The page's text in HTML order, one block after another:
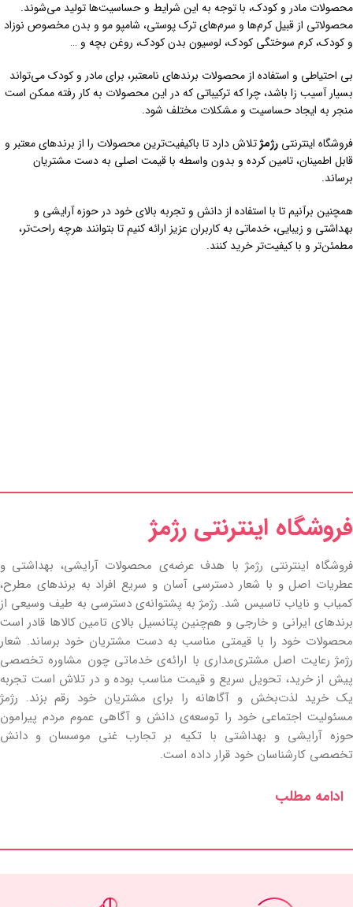
محصولات مادر و کودک، با توجه به این شرایط و حساسیت‌ها تولید می‌شوند.
محصولاتی از قبیل کرم‌ها و سرم‌های ترک پوستی، شامپو مو و بدن مخصوص نوزاد
و کودک، کرم سوختگی کودک، لوسیون بدن کودک، روغن بچه و …
بی احتیاطی و استفاده از محصولات برندهای نامعتبر، برای مادر و کودک می‌تواند
بسیار آسیب زا باشد، چرا که ترکیباتی که در این محصولات به کار رفته ممکن است
منجر به ایجاد حساسیت و مشکلات مختلف شود.
فروشگاه اینترنتی رژمژتلاش دارد تا باکیفیت‌ترین محصولات را از برندهای معتبر و
قابل اطمینان، تامین کرده و بدون واسطه با قیمت اصلی به دست مشتریان
برساند.
همچنین برآنیم تا با استفاده از دانش و تجربه بالای خود در حوزه آرایشی و
بهداشتی و زیبایی، خدماتی به کاربران عزیز ارائه کنیم تا بتوانند هرچه راحت‌تر،
مطمئن‌تر و با کیفیت‌تر خرید کنند.
فروشگاه اینترنتی رژمژ​
فروشگاه اینترنتی رژمژ با هدف عرضه‌ی محصولات آرایشی، بهداشتی و
عطریات اصل و با شعار دسترسی آسان و سریع افراد به برندهای مطرح،
کمیاب و نایاب تاسیس شد. رژمژ به پشتوانه‌ی دسترسی به طیف وسیعی از
برندهای ایرانی و خارجی و هم‌چنین پتانسیل بالای تامین کالاها قادر است
محصولات خود را با قیمتی مناسب به دست مشتریان خود برساند. شعار
رژمژ رعایت اصل مشتری‌مداری با ارائه‌ی خدماتی چون مشاوره تخصصی
پیش از خرید، تحویل سریع و قیمت مناسب بوده و در تلاش است تجربه
یک خرید لذت‌بخش و آگاهانه را برای مشتریان خود رقم بزند. رژمژ
مسئولیت اجتماعی خود را توسعه‌ی دانش و آگاهی عموم مردم پیرامون
حوزه آرایشی و بهداشتی با تکیه بر تجارب غنی موسسان و دانش
تخصصی کارشناسان خود قرار داده است.
ادامه مطلب